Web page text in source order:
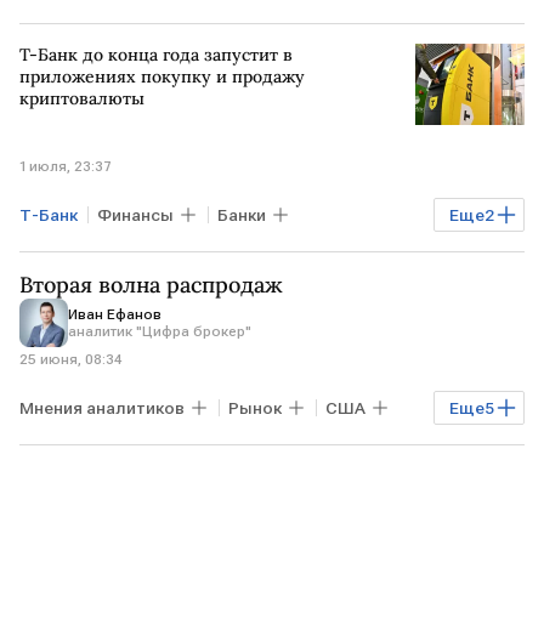
Т-Банк до конца года запустит в
приложениях покупку и продажу
криптовалюты
1 июля, 23:37
Еще2
Т-Банк Финансы Банки
Анатолий Аксаков Госдума
Вторая волна распродаж
Иван Ефанов
аналитик "Цифра брокер"
25 июня, 08:34
Еще5
Мнения аналитиков Рынок США
ИРАН Ормузский пролив